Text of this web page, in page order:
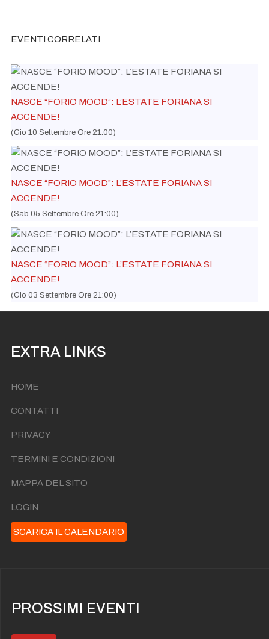
EVENTI CORRELATI
NASCE “FORIO MOOD”: L’ESTATE FORIANA SI
ACCENDE!
(Gio 10 Settembre Ore 21:00)
NASCE “FORIO MOOD”: L’ESTATE FORIANA SI
ACCENDE!
(Sab 05 Settembre Ore 21:00)
NASCE “FORIO MOOD”: L’ESTATE FORIANA SI
ACCENDE!
(Gio 03 Settembre Ore 21:00)
EXTRA LINKS
HOME
CONTATTI
PRIVACY
TERMINI E CONDIZIONI
MAPPA DEL SITO
LOGIN
SCARICA IL CALENDARIO
PROSSIMI EVENTI